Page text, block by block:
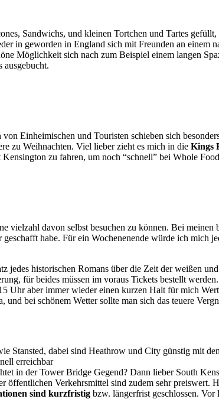
Sandwichs, und kleinen Tortchen und Tartes gefüllt,
in geworden in England sich mit Freunden an einem
Möglichkeit sich nach zum Beispiel einem langen
ausgebucht.
Einheimischen und Touristen schieben sich
zu Weihnachten. Viel lieber zieht es mich in die Kings
zu fahren, um noch “schnell” bei Whole
davon selbst besuchen zu können. Bei
habe. Für ein Wochenenende würde ich mich
historischen Romans über die Zeit der weißen
für beides müssen im voraus Tickets bestellt werden.
Uhr aber immer wieder einen kurzen Halt für mich
bei schönem Wetter sollte man sich das teuere
dabei sind Heathrow und City günstig mit
erreichbar
in der Tower Bridge Gegend? Dann lieber South
Verkehrsmittel sind zudem sehr preiswert.
sind kurzfristig bzw. längerfrist geschlossen.